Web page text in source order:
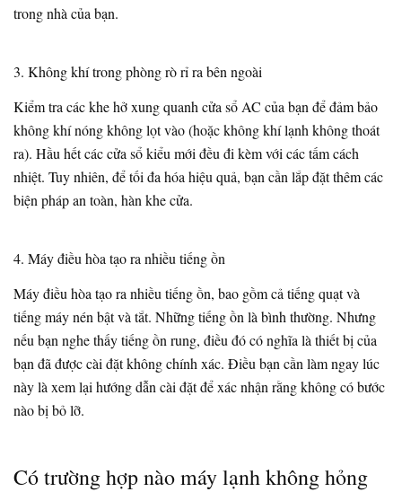
trong nhà của bạn.
3. Không khí trong phòng rò rỉ ra bên ngoài
Kiểm tra các khe hở xung quanh cửa sổ AC của bạn để đảm bảo
không khí nóng không lọt vào (hoặc không khí lạnh không thoát
ra). Hầu hết các cửa sổ kiểu mới đều đi kèm với các tấm cách
nhiệt. Tuy nhiên, để tối đa hóa hiệu quả, bạn cần lắp đặt thêm các
biện pháp an toàn, hàn khe cửa.
4. Máy điều hòa tạo ra nhiều tiếng ồn
Máy điều hòa tạo ra nhiều tiếng ồn, bao gồm cả tiếng quạt và
tiếng máy nén bật và tắt. Những tiếng ồn là bình thường. Nhưng
nếu bạn nghe thấy tiếng ồn rung, điều đó có nghĩa là thiết bị của
bạn đã được cài đặt không chính xác. Điều bạn cần làm ngay lúc
này là xem lại hướng dẫn cài đặt để xác nhận rằng không có bước
nào bị bỏ lỡ.
Có trường hợp nào máy lạnh không hỏng